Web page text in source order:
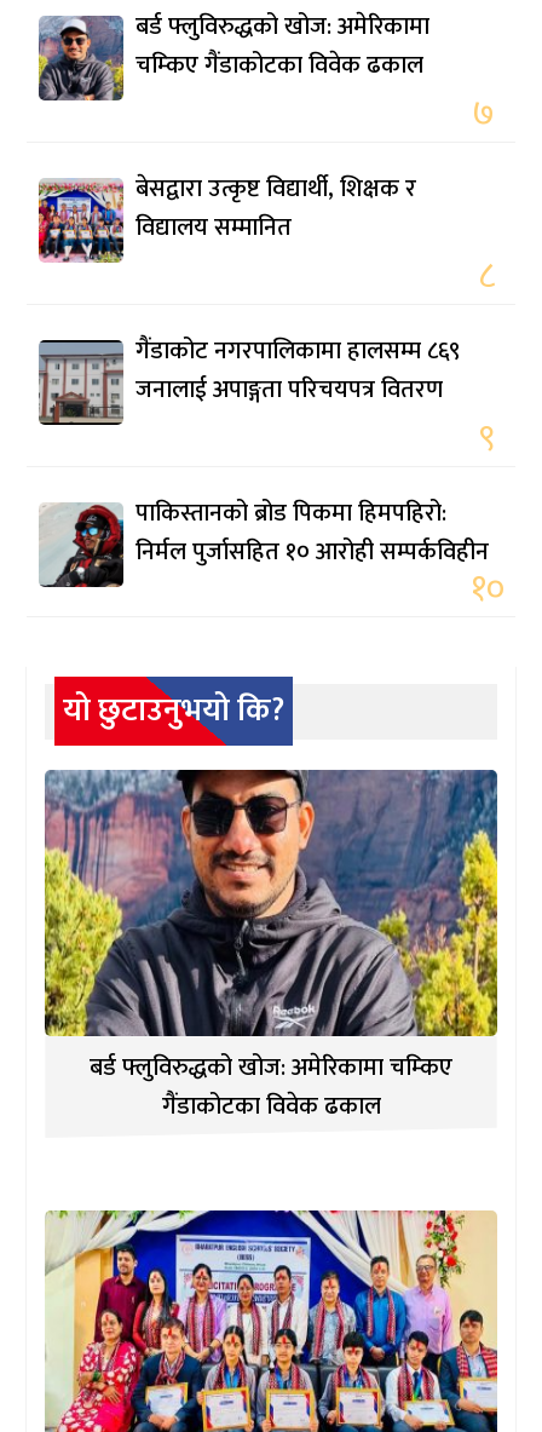
बर्ड फ्लुविरुद्धको खोज: अमेरिकामा
चम्किए गैंडाकोटका विवेक ढकाल
७
बेसद्वारा उत्कृष्ट विद्यार्थी, शिक्षक र
विद्यालय सम्मानित
८
गैंडाकोट नगरपालिकामा हालसम्म ८६९
जनालाई अपाङ्गता परिचयपत्र वितरण
९
पाकिस्तानको ब्रोड पिकमा हिमपहिरो:
निर्मल पुर्जासहित १० आरोही सम्पर्कविहीन
१०
यो छुटाउनुभयो कि?
बर्ड फ्लुविरुद्धको खोज: अमेरिकामा चम्किए
गैंडाकोटका विवेक ढकाल